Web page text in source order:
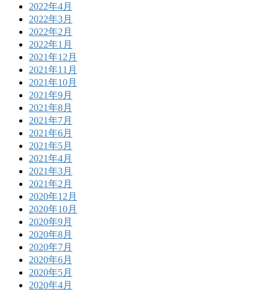
2022年4月
2022年3月
2022年2月
2022年1月
2021年12月
2021年11月
2021年10月
2021年9月
2021年8月
2021年7月
2021年6月
2021年5月
2021年4月
2021年3月
2021年2月
2020年12月
2020年10月
2020年9月
2020年8月
2020年7月
2020年6月
2020年5月
2020年4月